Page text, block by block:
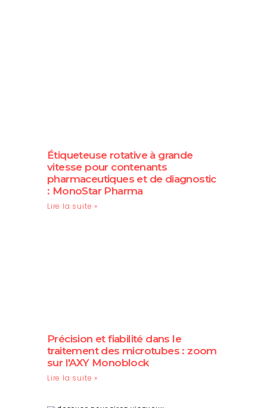
Étiqueteuse rotative à grande
vitesse pour contenants
pharmaceutiques et de diagnostic
: MonoStar Pharma
Lire la suite »
Précision et fiabilité dans le
traitement des microtubes : zoom
sur l'AXY Monoblock
Lire la suite »